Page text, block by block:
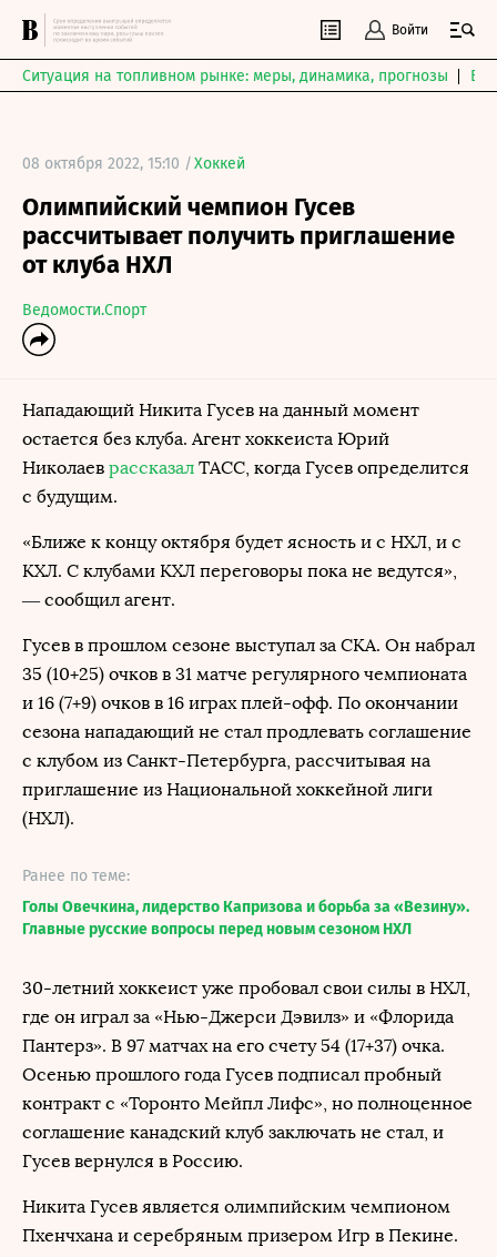
Войти
Ситуация на топливном рынке: меры, динамика, прогнозы
08 октября 2022, 15:10 /Хоккей
Олимпийский чемпион Гусев
рассчитывает получить приглашение
от клуба НХЛ
Ведомости.Спорт
Нападающий Никита Гусев на данный момент
остается без клуба. Агент хоккеиста Юрий
Николаев рассказал ТАСС, когда Гусев определится
с будущим.
«Ближе к концу октября будет ясность и с НХЛ, и с
КХЛ. С клубами КХЛ переговоры пока не ведутся»,
— сообщил агент.
Гусев в прошлом сезоне выступал за СКА. Он набрал
35 (10+25) очков в 31 матче регулярного чемпионата
и 16 (7+9) очков в 16 играх плей-офф. По окончании
сезона нападающий не стал продлевать соглашение
с клубом из Санкт-Петербурга, рассчитывая на
приглашение из Национальной хоккейной лиги
(НХЛ).
Ранее по теме:
Голы Овечкина, лидерство Капризова и борьба за «Везину».
Главные русские вопросы перед новым сезоном НХЛ
30-летний хоккеист уже пробовал свои силы в НХЛ,
где он играл за «Нью-Джерси Дэвилз» и «Флорида
Пантерз». В 97 матчах на его счету 54 (17+37) очка.
Осенью прошлого года Гусев подписал пробный
контракт с «Торонто Мейпл Лифс», но полноценное
соглашение канадский клуб заключать не стал, и
Гусев вернулся в Россию.
Никита Гусев является олимпийским чемпионом
Пхенчхана и серебряным призером Игр в Пекине.